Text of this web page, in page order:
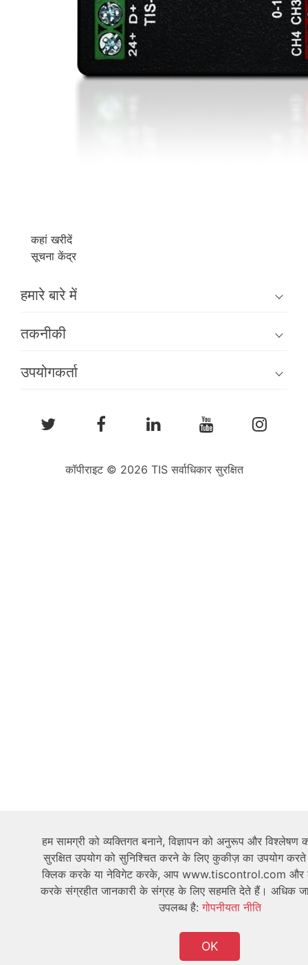
कहां खरीदें
सूचना केंद्र
हमारे बारे में
तकनीकी
उपयोगकर्ता
कॉपीराइट © 2026 TIS सर्वाधिकार सुरक्षित
हम सामग्री को व्यक्तिगत बनाने, विज्ञापन को अनुरूप और
सुरक्षित उपयोग को सुनिश्चित करने के लिए कुकीज़ का उपयोग
क्लिक करके या नेविगेट करके, आप www.tiscontrol.com और
करके संग्रहीत जानकारी के संग्रह के लिए सहमति देते हैं। अधिक
उपलब्ध है:गोपनीयता नीति
OK